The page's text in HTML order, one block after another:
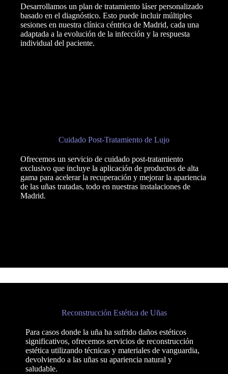
Desarrollamos un plan de tratamiento láser personalizado
basado en el diagnóstico. Esto puede incluir múltiples
sesiones en nuestra clínica céntrica de Madrid, cada una
adaptada a la evolución de la infección y la respuesta
individual del paciente.
Cuidado Post-Tratamiento de Lujo
Ofrecemos un servicio de cuidado post-tratamiento
exclusivo que incluye la aplicación de productos de alta
gama para acelerar la recuperación y mejorar la apariencia
de las uñas tratadas, todo en nuestras instalaciones de
Madrid.
Reconstrucción Estética de Uñas
Para casos donde la uña ha sufrido daños estéticos
significativos, ofrecemos servicios de reconstrucción
estética utilizando técnicas y materiales de vanguardia,
devolviendo a las uñas su apariencia natural y
saludable.